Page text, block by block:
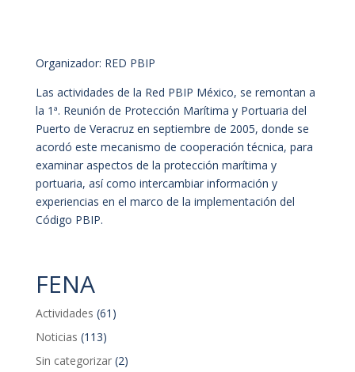
Organizador: RED PBIP
Las actividades de la Red PBIP México, se remontan a
la 1ª. Reunión de Protección Marítima y Portuaria del
Puerto de Veracruz en septiembre de 2005, donde se
acordó este mecanismo de cooperación técnica, para
examinar aspectos de la protección marítima y
portuaria, así como intercambiar información y
experiencias en el marco de la implementación del
Código PBIP.
FENA
Actividades (61)
Noticias (113)
Sin categorizar(2)